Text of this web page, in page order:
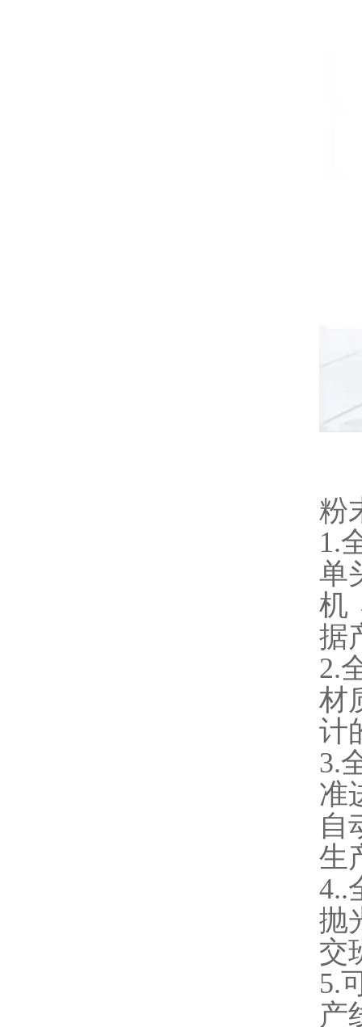
粉
1.
单
机
据
2.
材
计
3.
准
自
生
4..
抛
交
5.
产